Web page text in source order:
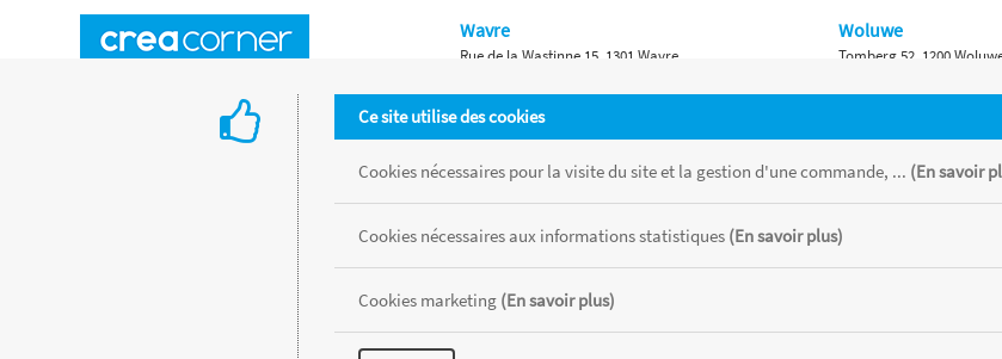
Ce site utilise des cookies
Cookies nécessaires pour la visite du site et la gestion d'une commande, ... (En savoir
Cookies nécessaires aux informations statistiques (En savoir plus)
Cookies marketing (En savoir plus)
Wavre
Rue de la Wastinne 15, 1301 Wavre
Waterloo
Chaussée de Bruxelles 315, 1410 Waterloo
Woluwe
Tomberg 52, 1200
Namur
Tous les produits sont vendus dans la limite des stocks disponibles de chaque magasin, toutes taxes comprises.